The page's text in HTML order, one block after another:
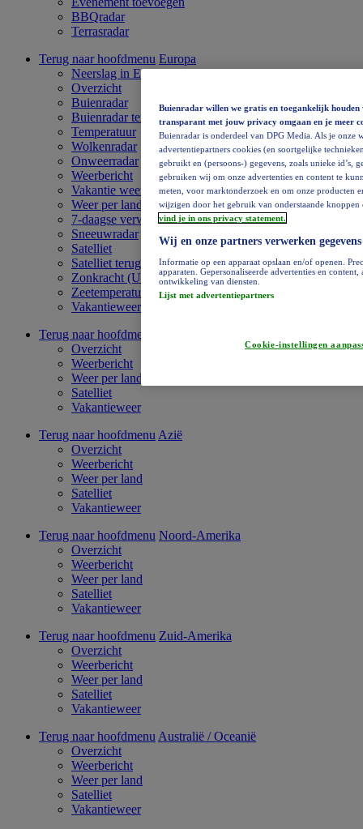
BBQradar
Terrasradar
Terug naar hoofdmenu Europa
Neerslag in Europa
Overzicht
Buienradar
Buienradar terugkijken
Temperatuur
Wolkenradar
Onweerradar
Weerbericht
Vakantie weervideo
Weer per land
7-daagse verwachting
Sneeuwradar
Satelliet
Satelliet terugkijken
Zonkracht (UV)
Zeetemperatuur
Vakantieweer
Terug naar hoofdmenu
Overzicht
Weerbericht
Weer per land
Satelliet
Vakantieweer
Terug naar hoofdmenu Azië
Overzicht
Weerbericht
Weer per land
Satelliet
Vakantieweer
Terug naar hoofdmenu Noord-Amerika
Overzicht
Weerbericht
Weer per land
Satelliet
Vakantieweer
Terug naar hoofdmenu Zuid-Amerika
Overzicht
Weerbericht
Weer per land
Satelliet
Vakantieweer
Terug naar hoofdmenu Australië / Oceanië
Overzicht
Weerbericht
Weer per land
Satelliet
Vakantieweer
Buienradar willen we gratis en toegankelijk
transparant met jouw privacy omgaan en je meer
Buienradar is onderdeel van DPG Media. Als je
advertentiepartners cookies (en soortgelijke
gebruikt en (persoons-) gegevens, zoals unieke id’s,
gebruiken wij om onze advertenties en content te
meten, voor marktonderzoek en om onze producten
wijzigen door het gebruik van onderstaande
vind je in ons privacy statement.
Wij en onze partners verwerken
Informatie op een apparaat opslaan en/of openen.
apparaten. Gepersonaliseerde advertenties en
ontwikkeling van diensten.
Lijst met advertentiepartners
Cookie-instellingen